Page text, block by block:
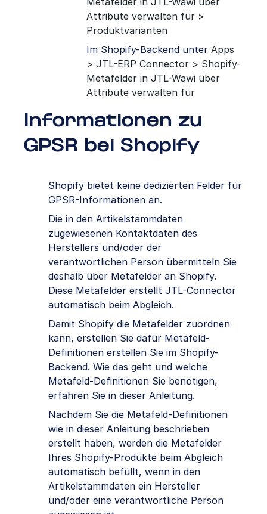
Attribute verwalten für >
Produktvarianten
Im Shopify-Backend unter Apps
> JTL-ERP Connector > Shopify-
Metafelder in JTL-Wawi über
Attribute verwalten für
Informationen zu
GPSR bei Shopify
Shopify bietet keine dedizierten Felder für
GPSR-Informationen an.
Die in den Artikelstammdaten
zugewiesenen Kontaktdaten des
Herstellers und/oder der
verantwortlichen Person übermitteln Sie
deshalb über Metafelder an Shopify.
Diese Metafelder erstellt JTL-Connector
automatisch beim Abgleich.
Damit Shopify die Metafelder zuordnen
kann, erstellen Sie dafür Metafeld-
Definitionen erstellen Sie im Shopify-
Backend. Wie das geht und welche
Metafeld-Definitionen Sie benötigen,
erfahren Sie in dieser Anleitung.
Nachdem Sie die Metafeld-Definitionen
wie in dieser Anleitung beschrieben
erstellt haben, werden die Metafelder
Ihres Shopify-Produkte beim Abgleich
automatisch befüllt, wenn in den
Artikelstammdaten ein Hersteller
und/oder eine verantwortliche Person